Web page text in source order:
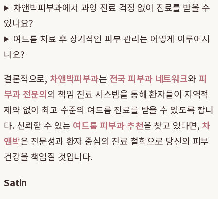
차앤박피부과에서 과잉 진료 걱정 없이 진료를 받을 수
있나요?
여드름 치료 후 장기적인 피부 관리는 어떻게 이루어지
나요?
결론적으로, 차앤박피부과는 전국 피부과 네트워크와 피
부과 전문의의 책임 진료 시스템을 통해 환자들이 지역적
제약 없이 최고 수준의 여드름 진료를 받을 수 있도록 합니
다. 신뢰할 수 있는 여드름 피부과 추천을 찾고 있다면, 차
앤박은 전문성과 환자 중심의 진료 철학으로 당신의 피부
건강을 책임질 것입니다.
Satin